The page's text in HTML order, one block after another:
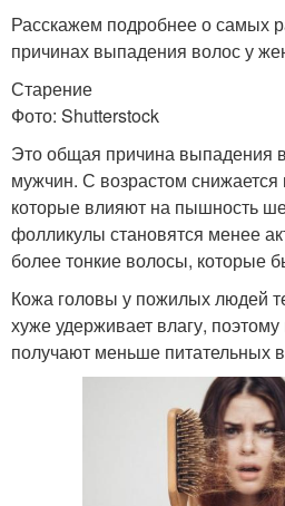
Расскажем подробнее о самых
причинах выпадения волос у
Старение
Фото: Shutterstock
Это общая причина выпадения
мужчин. С возрастом снижается
которые влияют на пышность
фолликулы становятся менее
более тонкие волосы, которые
Кожа головы у пожилых людей
хуже удерживает влагу,
получают меньше питательных